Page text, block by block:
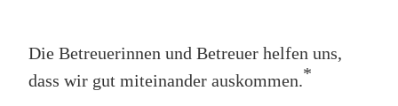
Die Betreuerinnen und Betreuer helfen uns,
dass wir gut miteinander auskommen. *